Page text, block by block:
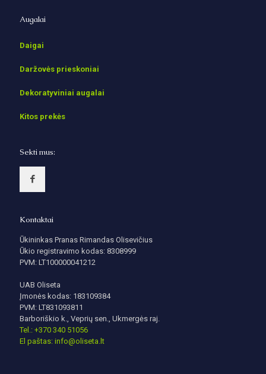
Augalai
Daigai
Daržovės prieskoniai
Dekoratyviniai augalai
Kitos prekės
Sekti mus:
Kontaktai
Ūkininkas Pranas Rimandas Olisevičius
Ūkio registravimo kodas: 8308999
PVM: LT100000041212
UAB Oliseta
Įmonės kodas: 183109384
PVM: LT831093811
Barboriškio k., Veprių sen., Ukmergės raj.
Tel.: +370 340 51056
El paštas: info@oliseta.lt